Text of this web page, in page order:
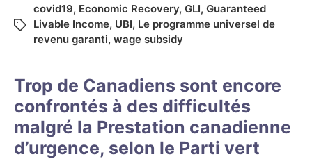
covid19, Economic Recovery, GLI, Guaranteed
Livable Income, UBI, Le programme universel de
revenu garanti, wage subsidy
Trop de Canadiens sont encore
confrontés à des difficultés
malgré la Prestation canadienne
d’urgence, selon le Parti vert